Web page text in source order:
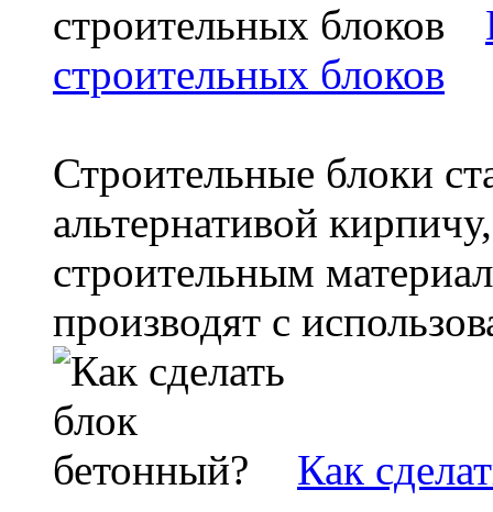
строительных блоков
Строительные блоки
альтернативой
строительным
производят с
Как